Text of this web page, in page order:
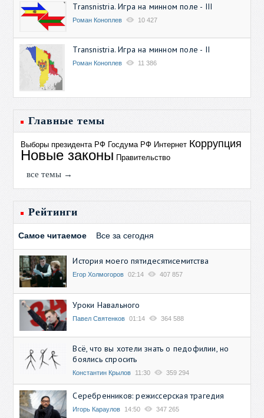
Transnistria. Игра на минном поле - III
Роман Коноплев 10 427
Transnistria. Игра на минном поле - II
Роман Коноплев 11 386
Главные темы
Выборы президента РФ Госдума РФ Интернет Коррупция
Новые законы Правительство
все темы →
Рейтинги
Самое читаемое Все за сегодня
История моего пятидесятисемитства
Егор Холмогоров 02:14 407 857
Уроки Навального
Павел Святенков 01:14 364 588
Всё, что вы хотели знать о педофилии, но
боялись спросить
Константин Крылов 11:30 359 294
Серебренников: режиссерская трагедия
Игорь Караулов 14:50 347 265